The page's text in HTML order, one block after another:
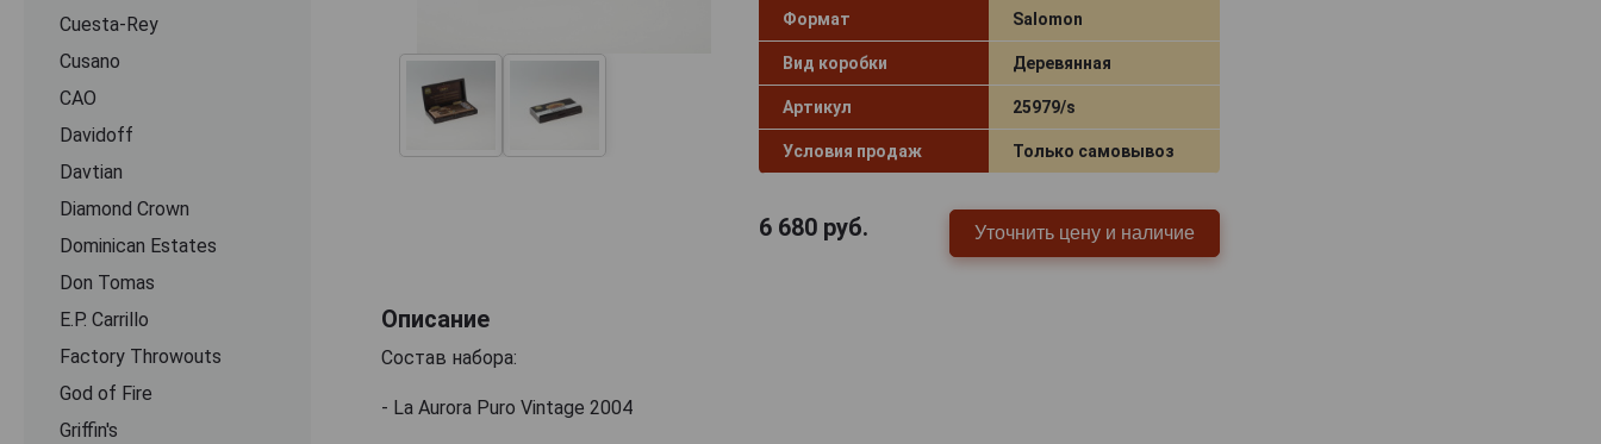
Cuesta-Rey
Cusano
CАО
Davidoff
Davtian
Diamond Crown
Dominican Estates
Don Tomas
E.P. Carrillo
Factory Throwouts
God of Fire
Griffin's
Формат Salomon
Вид коробки Деревянная
Артикул 25979/s
Условия продаж Только самовывоз
6 680руб. Уточнить цену и наличие
Описание
Состав набора:
- Lа Aurora Puro Vintage 2004